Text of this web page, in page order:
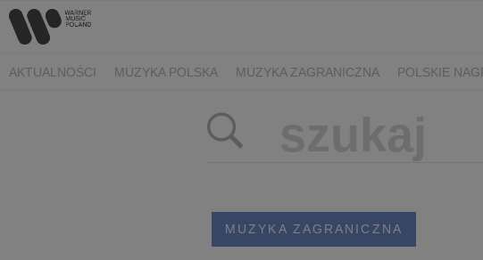
AKTUALNOŚCI MUZYKA POLSKA MUZYKA ZAGRANICZNA POLSKIE
MUZYKA ZAGRANICZNA